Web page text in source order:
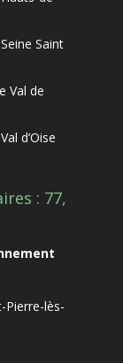
Saint
Val de
d’Oise
: 77,
Pierre-lès-